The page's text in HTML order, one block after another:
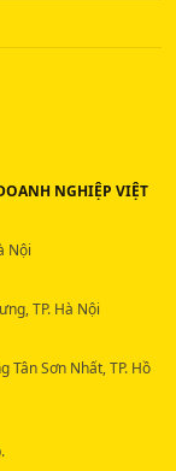
NGHIỆP VIỆT
Nội
TP. Hà Nội
Tân Sơn Nhất, TP. Hồ